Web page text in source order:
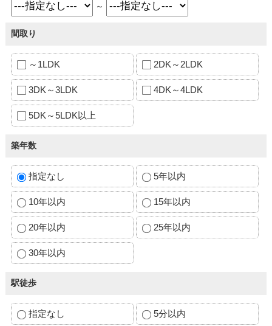
～
間取り
～1LDK 2DK～2LDK
3DK～3LDK 4DK～4LDK
5DK～5LDK以上
築年数
指定なし 5年以内
10年以内 15年以内
20年以内 25年以内
30年以内
駅徒歩
指定なし 5分以内